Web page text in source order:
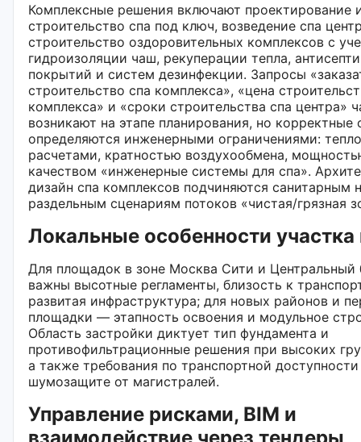
Комплексные решения включают проектирование
строительство спа под ключ, возведение спа
строительство оздоровительных комплексов с
гидроизоляции чаш, рекуперации тепла,
покрытий и систем дезинфекции. Запросы
строительство спа комплекса», «цена
комплекса» и «сроки строительства спа центра»
возникают на этапе планирования, но корректные
определяются инженерными ограничениями:
расчетами, кратностью воздухообмена,
качеством «инженерные системы для спа».
дизайн спа комплексов подчиняются санитарным
раздельным сценариям потоков «чистая/грязная
Локальные особенности участка
Для площадок в зоне Москва Сити и Центральный
важны высотные регламенты, близость к
развитая инфраструктура; для новых районов и
площадки — этапность освоения и модульное
Область застройки диктует тип фундамента и
противофильтрационные решения при высоких
а также требования по транспортной
шумозащите от магистралей.
Управление рисками, BIM и
взаимодействие через тендеры